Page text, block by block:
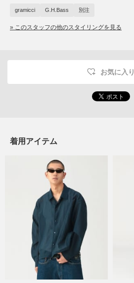
gramicci G.H.Bass 別注
» このスタッフの他のスタイリングを見る
お気に入り
着用アイテム